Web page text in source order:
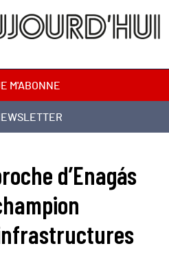
M'ABONNE
d’Enagás